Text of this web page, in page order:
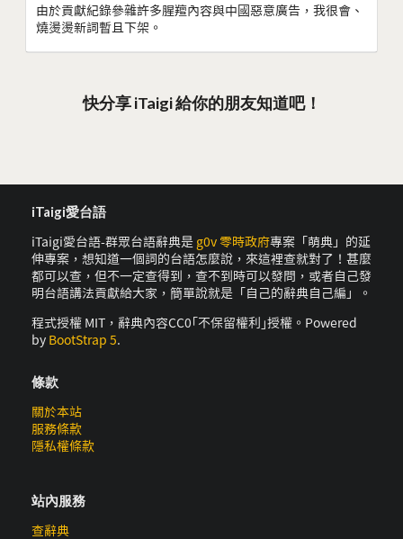
由於貢獻紀錄參雜許多腥羶內容與中國惡意廣告，我很會、
燒燙燙新詞暫且下架。
快分享 iTaigi 給你的朋友知道吧！
iTaigi愛台語
iTaigi愛台語-群眾台語辭典是 g0v 零時政府專案「萌典」的延
伸專案，想知道一個詞的台語怎麼說，來這裡查就對了！甚麼
都可以查，但不一定查得到，查不到時可以發問，或者自己發
明台語講法貢獻給大家，簡單說就是「自己的辭典自己編」。
程式授權 MIT，辭典內容CC0｢不保留權利｣授權。Powered
by BootStrap 5.
條款
關於本站
服務條款
隱私權條款
站內服務
查辭典